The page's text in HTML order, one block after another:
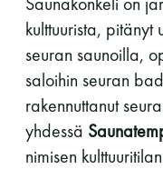
kulttuurista, pitänyt
seuran saunoilla,
saloihin seuran
rakennuttanut
yhdessä
nimisen